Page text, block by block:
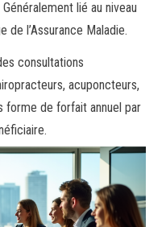
lié au niveau
de l’Assurance Maladie.
consultations
acuponcteurs,
forme de forfait annuel par